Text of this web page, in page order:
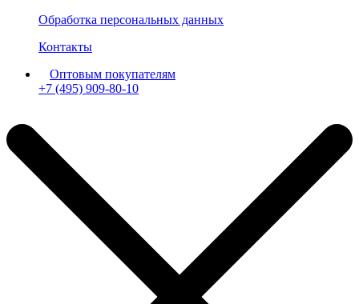
Обработка персональных данных
Контакты
Оптовым покупателям
+7 (495) 909-80-10